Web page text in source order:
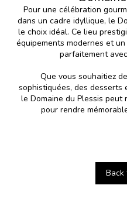
Pour une célébration
dans un cadre idyllique, le
le choix idéal. Ce lieu
équipements modernes et
parfaitement
Que vous souhaitiez
sophistiquées, des desserts
le Domaine du Plessis
pour rendre
Back